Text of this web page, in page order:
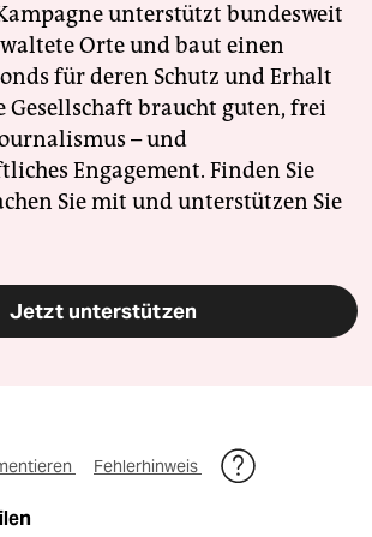
unterstützt bundesweit
Orte und baut einen
für deren Schutz und Erhalt
Gesellschaft braucht guten, frei
– und
Engagement. Finden Sie
Sie mit und unterstützen Sie
Jetzt unterstützen
Fehlerhinweis